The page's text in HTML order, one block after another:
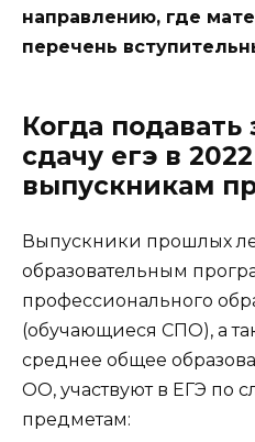
направлению, где
перечень
Когда подавать
сдачу егэ в
выпускникам
Выпускники прошлых
образовательным
профессионального
(обучающиеся СПО), а
среднее общее
ОО, участвуют в ЕГЭ по
предметам: